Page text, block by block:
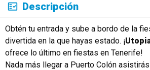
Descripción
Obtén tu entrada y sube a bordo de la
divertida en la que hayas estado. ¡
ofrece lo último en fiestas en Tenerife!
Nada más llegar a Puerto Colón